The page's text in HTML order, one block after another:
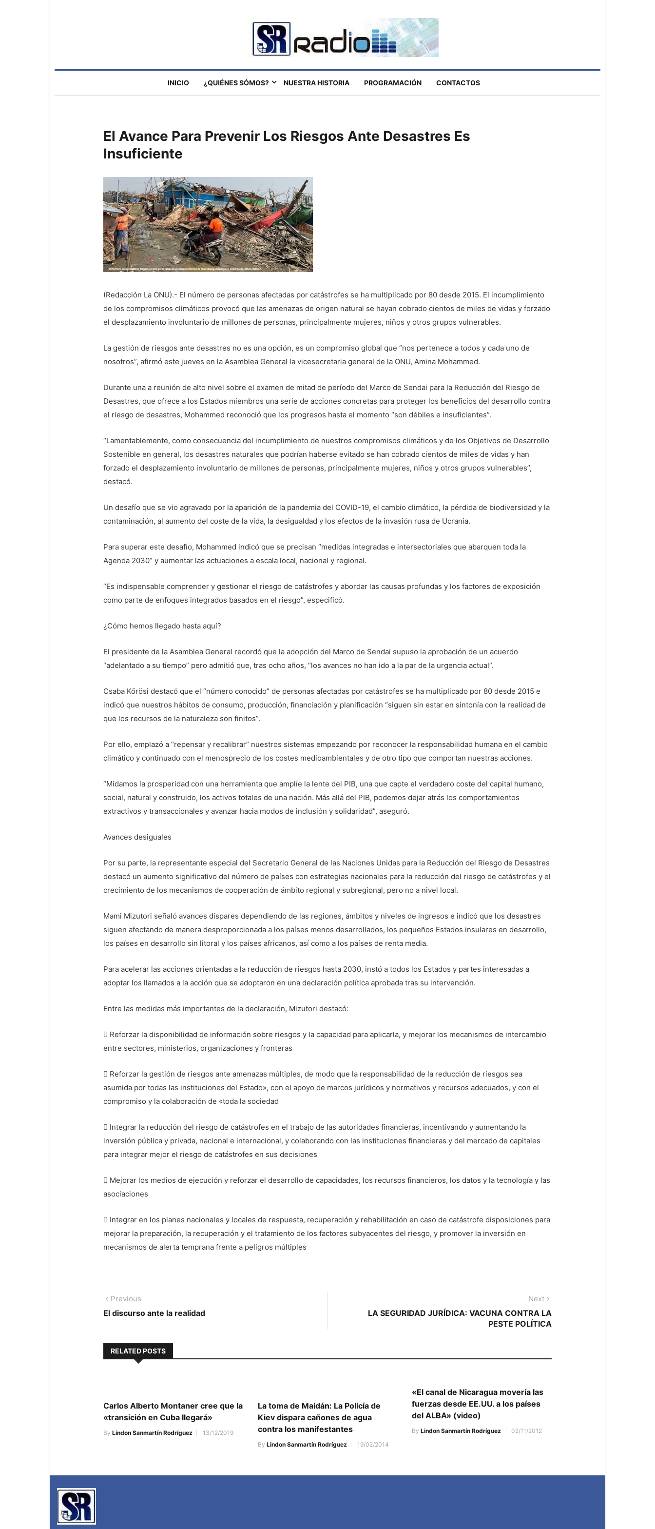
INICIO ¿QUIÉNES SÓMOS? NUESTRA HISTORIA PROGRAMACIÓN CONTACTOS
El Avance Para Prevenir Los Riesgos Ante Desastres Es
Insuficiente
(Redacción La ONU).- El número de personas afectadas por catástrofes se ha multiplicado por 80 desde 2015. El incumplimiento
de los compromisos climáticos provocó que las amenazas de origen natural se hayan cobrado cientos de miles de vidas y forzado
el desplazamiento involuntario de millones de personas, principalmente mujeres, niños y otros grupos vulnerables.
La gestión de riesgos ante desastres no es una opción, es un compromiso global que “nos pertenece a todos y cada uno de
nosotros”, afirmó este jueves en la Asamblea General la vicesecretaria general de la ONU, Amina Mohammed.
Durante una a reunión de alto nivel sobre el examen de mitad de período del Marco de Sendai para la Reducción del Riesgo de
Desastres, que ofrece a los Estados miembros una serie de acciones concretas para proteger los beneficios del desarrollo contra
el riesgo de desastres, Mohammed reconoció que los progresos hasta el momento “son débiles e insuficientes”.
“Lamentablemente, como consecuencia del incumplimiento de nuestros compromisos climáticos y de los Objetivos de Desarrollo
Sostenible en general, los desastres naturales que podrían haberse evitado se han cobrado cientos de miles de vidas y han
forzado el desplazamiento involuntario de millones de personas, principalmente mujeres, niños y otros grupos vulnerables”,
destacó.
Un desafío que se vio agravado por la aparición de la pandemia del COVID-19, el cambio climático, la pérdida de biodiversidad y la
contaminación, al aumento del coste de la vida, la desigualdad y los efectos de la invasión rusa de Ucrania.
Para superar este desafío, Mohammed indicó que se precisan “medidas integradas e intersectoriales que abarquen toda la
Agenda 2030” y aumentar las actuaciones a escala local, nacional y regional.
“Es indispensable comprender y gestionar el riesgo de catástrofes y abordar las causas profundas y los factores de exposición
como parte de enfoques integrados basados en el riesgo”, especificó.
¿Cómo hemos llegado hasta aquí?
El presidente de la Asamblea General recordó que la adopción del Marco de Sendai supuso la aprobación de un acuerdo
“adelantado a su tiempo” pero admitió que, tras ocho años, “los avances no han ido a la par de la urgencia actual”.
Csaba Kőrösi destacó que el “número conocido” de personas afectadas por catástrofes se ha multiplicado por 80 desde 2015 e
indicó que nuestros hábitos de consumo, producción, financiación y planificación “siguen sin estar en sintonía con la realidad de
que los recursos de la naturaleza son finitos”.
Por ello, emplazó a “repensar y recalibrar” nuestros sistemas empezando por reconocer la responsabilidad humana en el cambio
climático y continuado con el menosprecio de los costes medioambientales y de otro tipo que comportan nuestras acciones.
“Midamos la prosperidad con una herramienta que amplíe la lente del PIB, una que capte el verdadero coste del capital humano,
social, natural y construido, los activos totales de una nación. Más allá del PIB, podemos dejar atrás los comportamientos
extractivos y transaccionales y avanzar hacia modos de inclusión y solidaridad”, aseguró.
Avances desiguales
Por su parte, la representante especial del Secretario General de las Naciones Unidas para la Reducción del Riesgo de Desastres
destacó un aumento significativo del número de países con estrategias nacionales para la reducción del riesgo de catástrofes y el
crecimiento de los mecanismos de cooperación de ámbito regional y subregional, pero no a nivel local.
Mami Mizutori señaló avances dispares dependiendo de las regiones, ámbitos y niveles de ingresos e indicó que los desastres
siguen afectando de manera desproporcionada a los países menos desarrollados, los pequeños Estados insulares en desarrollo,
los países en desarrollo sin litoral y los países africanos, así como a los países de renta media.
Para acelerar las acciones orientadas a la reducción de riesgos hasta 2030, instó a todos los Estados y partes interesadas a
adoptar los llamados a la acción que se adoptaron en una declaración política aprobada tras su intervención.
Entre las medidas más importantes de la declaración, Mizutori destacó:
 Reforzar la disponibilidad de información sobre riesgos y la capacidad para aplicarla, y mejorar los mecanismos de intercambio
entre sectores, ministerios, organizaciones y fronteras
 Reforzar la gestión de riesgos ante amenazas múltiples, de modo que la responsabilidad de la reducción de riesgos sea
asumida por todas las instituciones del Estado», con el apoyo de marcos jurídicos y normativos y recursos adecuados, y con el
compromiso y la colaboración de «toda la sociedad
 Integrar la reducción del riesgo de catástrofes en el trabajo de las autoridades financieras, incentivando y aumentando la
inversión pública y privada, nacional e internacional, y colaborando con las instituciones financieras y del mercado de capitales
para integrar mejor el riesgo de catástrofes en sus decisiones
 Mejorar los medios de ejecución y reforzar el desarrollo de capacidades, los recursos financieros, los datos y la tecnología y las
asociaciones
 Integrar en los planes nacionales y locales de respuesta, recuperación y rehabilitación en caso de catástrofe disposiciones para
mejorar la preparación, la recuperación y el tratamiento de los factores subyacentes del riesgo, y promover la inversión en
mecanismos de alerta temprana frente a peligros múltiples
Navegación
de
Previous
post:
El discurso ante la realidad
Next
LA SEGURIDAD JURÍDICA: VACUNA CONTRA LA
PESTE POLÍTICA
RELATED POSTS
Carlos Alberto Montaner cree que la
«transición en Cuba llegará»
By Lindon Sanmartín Rodríguez 13/12/2019
La toma de Maidán: La Policía de
Kiev dispara cañones de agua
contra los manifestantes
By Lindon Sanmartín Rodríguez 19/02/2014
«El canal de Nicaragua movería las
fuerzas desde EE.UU. a los países
del ALBA» (video)
ByLindon Sanmartín Rodríguez 02/11/2012